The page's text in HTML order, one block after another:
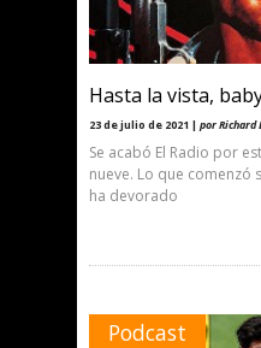
Hasta la vista,
23 de julio de 2021 | por Richard
Se acabó El Radio por
nueve. Lo que comenzó
ha devorado
Podcast